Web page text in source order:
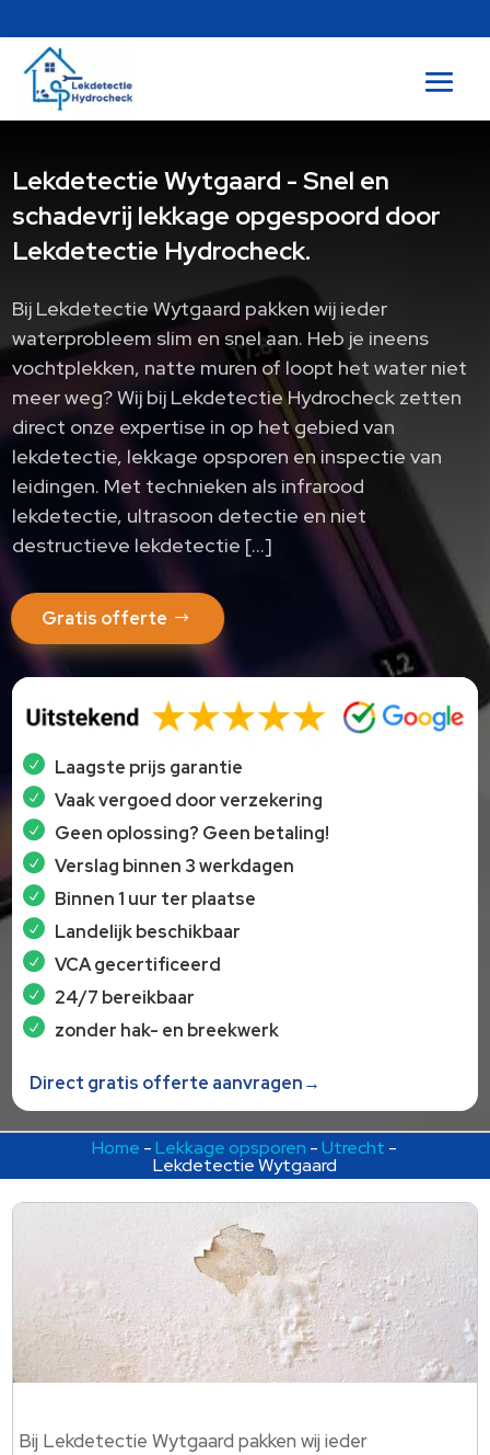
Lekdetectie Wytgaard - Snel en
schadevrij lekkage opgespoord door
Lekdetectie Hydrocheck.
Bij Lekdetectie Wytgaard pakken wij ieder
waterprobleem slim en snel aan.​ Heb je ineens
vochtplekken, natte muren of loopt het water niet
meer weg? Wij bij Lekdetectie Hydrocheck zetten
direct onze expertise in op het gebied van
lekdetectie, lekkage opsporen en inspectie van
leidingen.​ Met technieken als infrarood
lekdetectie, ultrasoon detectie en niet
destructieve lekdetectie […]
Gratis offerte
Laagste prijs garantie
Vaak vergoed door verzekering
Geen oplossing? Geen betaling!
Verslag binnen 3 werkdagen
Binnen 1 uur ter plaatse
Landelijk beschikbaar
VCA gecertificeerd
24/7 bereikbaar
zonder hak- en breekwerk
Direct gratis offerte aanvragen→
Home -Lekkage opsporen -Utrecht -
Lekdetectie Wytgaard
Bij Lekdetectie Wytgaard pakken wij ieder